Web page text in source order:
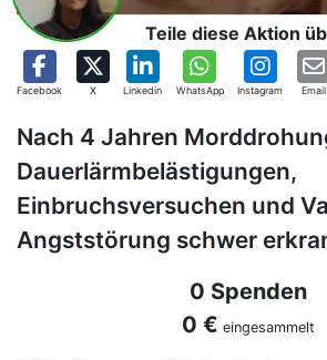
Teile diese Aktion
Facebook X Linkedin WhatsApp Instagram Email
Nach 4 Jahren
Dauerlärmbelästigungen,
Einbruchsversuchen und
Angststörung schwer
0 Spenden
0 € eingesammelt